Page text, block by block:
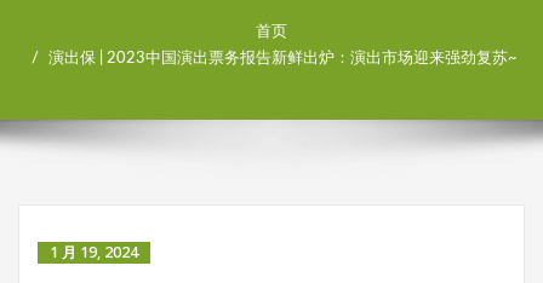
首页
演出保 | 2023中国演出票务报告新鲜出炉：演出市场迎来强劲复苏~
1 月 19, 2024